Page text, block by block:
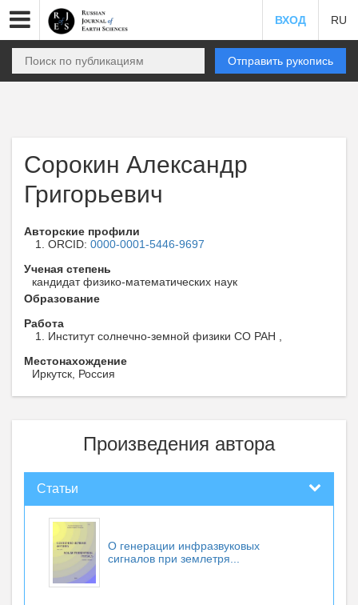
ВХОД RU
Отправить рукопись
Сорокин Александр
Григорьевич
Авторские профили
ORCID: 0000-0001-5446-9697
Ученая степень
кандидат физико-математических наук
Образование
Работа
Институт солнечно-земной физики СО РАН ,
Местонахождение
Иркутск, Россия
Произведения автора
Статьи
О генерации инфразвуковых
сигналов при землетря...